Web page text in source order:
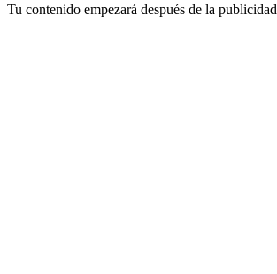
Tu contenido empezará después de la publicidad